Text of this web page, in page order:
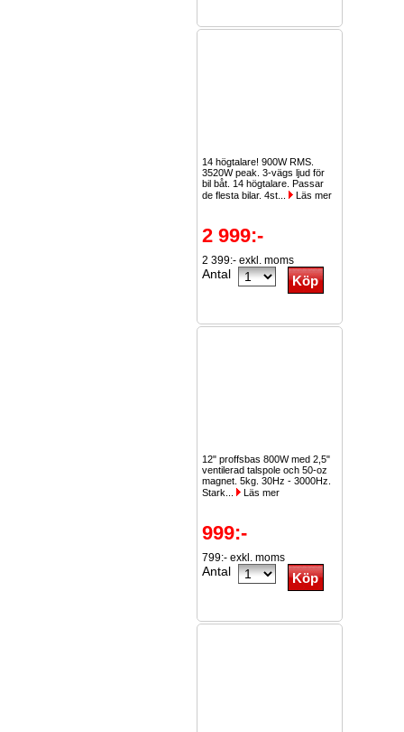
14 högtalare! 900W RMS.
3520W peak. 3-vägs ljud för
bil båt. 14 högtalare. Passar
de flesta bilar. 4st...
Läs mer
2 999:-
2 399:- exkl. moms
Antal
12" proffsbas 800W med 2,5"
ventilerad talspole och 50-oz
magnet. 5kg. 30Hz - 3000Hz.
Stark...
Läs mer
999:-
799:- exkl. moms
Antal